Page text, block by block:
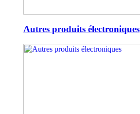
Autres produits électroniques